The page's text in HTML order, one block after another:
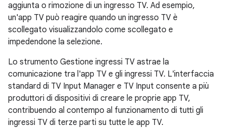
aggiunta o rimozione di un ingresso TV. Ad esempio,
un'app TV può reagire quando un ingresso TV è
scollegato visualizzandolo come scollegato e
impedendone la selezione.
Lo strumento Gestione ingressi TV astrae la
comunicazione tra l'app TV e gli ingressi TV. L'interfaccia
standard di TV Input Manager e TV Input consente a più
produttori di dispositivi di creare le proprie app TV,
contribuendo al contempo al funzionamento di tutti gli
ingressi TV di terze parti su tutte le app TV.